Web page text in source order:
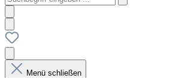
Menü schließen